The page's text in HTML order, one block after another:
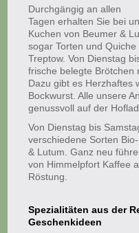
Durchgängig an allen
Tagen erhalten Sie bei
Kuchen von Beumer &
sogar Torten und
Treptow. Von Dienstag
frische belegte Brötchen
Dazu gibt es Herzhaftes
Bockwurst. Alle unsere
genussvoll auf der
Von Dienstag bis
verschiedene Sorten
& Lutum. Ganz neu
von Himmelpfort Kaffee
Röstung.
Spezialitäten aus der
Geschenkideen